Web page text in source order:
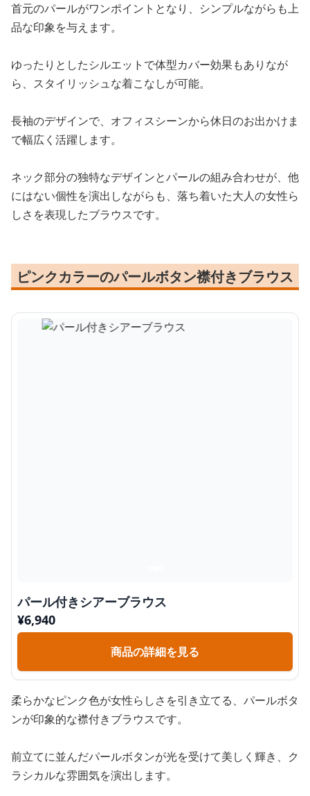
首元のパールがワンポイントとなり、シンプルながらも上
品な印象を与えます。
ゆったりとしたシルエットで体型カバー効果もありなが
ら、スタイリッシュな着こなしが可能。
長袖のデザインで、オフィスシーンから休日のお出かけま
で幅広く活躍します。
ネック部分の独特なデザインとパールの組み合わせが、他
にはない個性を演出しながらも、落ち着いた大人の女性ら
しさを表現したブラウスです。
ピンクカラーのパールボタン襟付きブラウス
パール付きシアーブラウス
¥6,940
商品の詳細を見る
柔らかなピンク色が女性らしさを引き立てる、パールボタ
ンが印象的な襟付きブラウスです。
前立てに並んだパールボタンが光を受けて美しく輝き、ク
ラシカルな雰囲気を演出します。